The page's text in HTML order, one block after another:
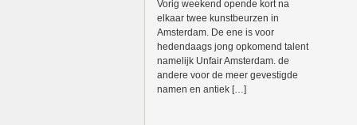
Vorig weekend opende kort na
elkaar twee kunstbeurzen in
Amsterdam. De ene is voor
hedendaags jong opkomend talent
namelijk Unfair Amsterdam. de
andere voor de meer gevestigde
namen en antiek […]